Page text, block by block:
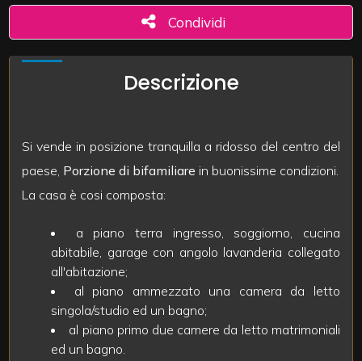
Condividi
Condividi
Descrizione
Si vende in posizione tranquilla a ridosso del centro del
paese, Porzione di bifamiliare in buonissime condizioni.
La casa è cosi composta:
a piano terra ingresso, soggiorno, cucina
abitabile, garage con angolo lavanderia collegato
all'abitazione;
al piano ammezzato una camera da letto
singola/studio ed un bagno;
al piano primo due camere da letto matrimoniali
ed un bagno.
Locali
minimi
Qualsiasi